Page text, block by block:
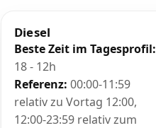
Diesel
Beste Zeit im Tagesprofil:
18 - 12h
Referenz: 00:00-11:59
relativ zu Vortag 12:00,
12:00-23:59 relativ zum